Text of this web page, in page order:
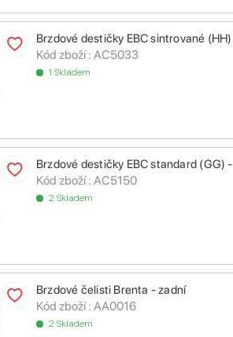
Brzdové destičky EBC sintrované
Kód zboží : AC5033
1 Skladem
Brzdové destičky EBC standard (GG)
Kód zboží : AC5150
2 Skladem
Brzdové čelisti Brenta - zadní
Kód zboží : AA0016
2 Skladem